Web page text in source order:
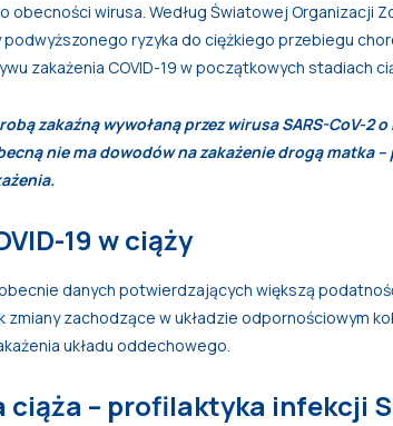
obecności wirusa. Według Światowej Organizacji
podwyższonego ryzyka do ciężkiego przebiegu
zakażenia COVID-19 w początkowych stadiach
zakaźną wywołaną przez wirusa SARS-CoV-
nie ma dowodów na zakażenie drogą matka
19 w ciąży
danych potwierdzających większą
zachodzące w układzie odpornościowym
układu oddechowego.
ciąża – profilaktyka infekcji